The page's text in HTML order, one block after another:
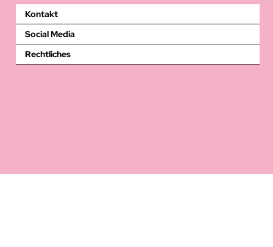
Kontakt
Social Media
Rechtliches